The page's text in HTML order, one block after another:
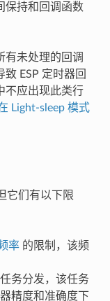
保持和回调函数
有未处理的回调
ESP 定时器回
不应出现此类行
Light-sleep 模式
它们有以下限
率的限制，该频
务分发，该任务
精度和准确度下